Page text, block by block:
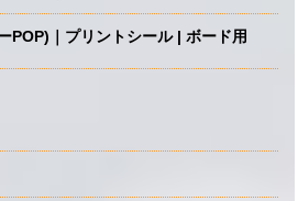
POP)｜プリントシール | ボード用